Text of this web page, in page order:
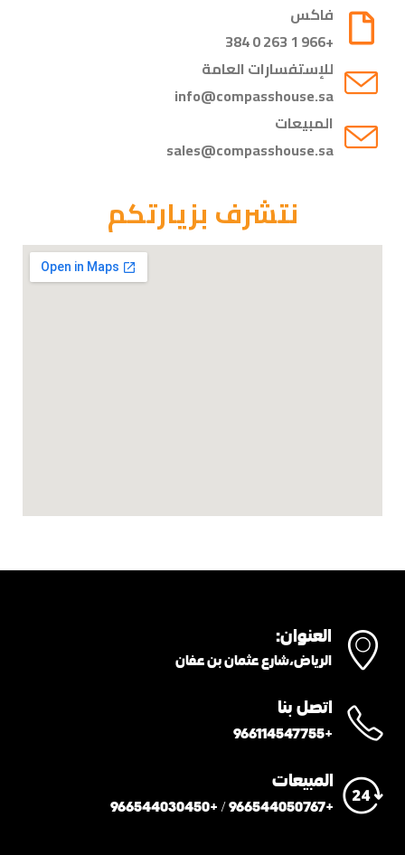
فاكس
+966 1 263 0 384
للإستفسارات العامة
info@compasshouse.sa
المبيعات
sales@compasshouse.sa
نتشرف بزيارتكم
العنوان:
الرياض،شارع عثمان بن عفان
اتصل بنا
+966114547755
المبيعات
+966544050767 / +966544030450